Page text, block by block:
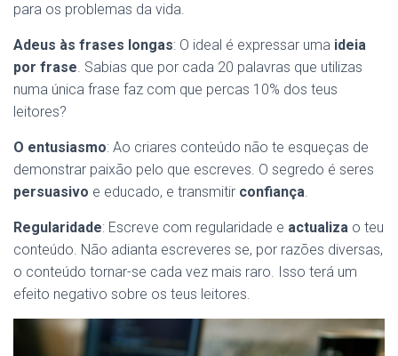
para os problemas da vida.
Adeus às frases longas: O ideal é expressar uma ideia
por frase. Sabias que por cada 20 palavras que utilizas
numa única frase faz com que percas 10% dos teus
leitores?
O entusiasmo: Ao criares conteúdo não te esqueças de
demonstrar paixão pelo que escreves. O segredo é seres
persuasivo e educado, e transmitir confiança.
Regularidade: Escreve com regularidade e actualiza o teu
conteúdo. Não adianta escreveres se, por razões diversas,
o conteúdo tornar-se cada vez mais raro. Isso terá um
efeito negativo sobre os teus leitores.